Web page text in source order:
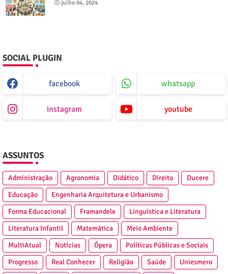
julho 04, 2024
SOCIAL PLUGIN
facebook whatsapp
instagram youtube
ASSUNTOS
Administração Agronomia Didático Direito
Ducere
Educação
Engenharia Arquitetura e Urbanismo
Forma Educacional
Framandele
Linguística e Literatura
Literatura Infantil
Matemática
Meio Ambiente
MultiAtual
Notícias Ópera
Políticas Públicas e Sociais
Progresso
Real Conhecer Religião Saúde
Uniesmero